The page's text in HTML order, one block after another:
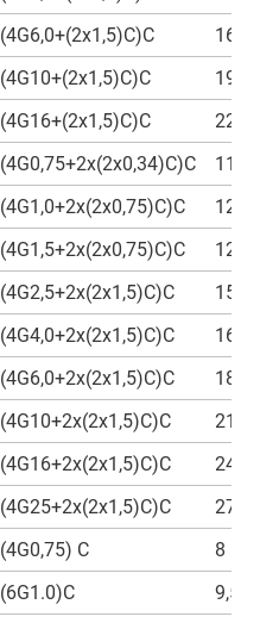
(4G6,0+(2x1,5)C)C
16,5
(4G10+(2x1,5)C)C
19
(4G16+(2x1,5)C)C
22
(4G0,75+2x(2x0,34)C)C
11
(4G1,0+2x(2x0,75)C)C
12,5
(4G1,5+2x(2x0,75)C)C
12,5
(4G2,5+2x(2x1,5)C)C
15,5
(4G4,0+2x(2x1,5)C)C
16,5
(4G6,0+2x(2x1,5)C)C
18,5
(4G10+2x(2x1,5)C)C
21
(4G16+2x(2x1,5)C)C
24
(4G25+2x(2x1,5)C)C
27,5
(4G0,75) C
8
(6G1.0)C
9,5